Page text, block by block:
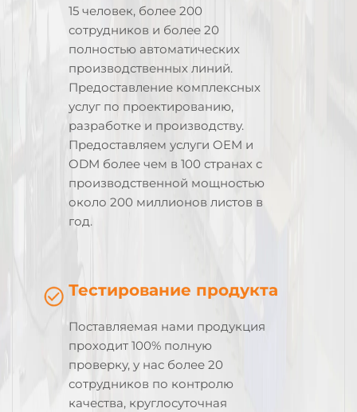
15 человек, более 200
сотрудников и более 20
полностью автоматических
производственных линий.
Предоставление комплексных
услуг по проектированию,
разработке и производству.
Предоставляем услуги OEM и
ODM более чем в 100 странах с
производственной мощностью
около 200 миллионов листов в
год.
Тестирование продукта
Поставляемая нами продукция
проходит 100% полную
проверку, у нас более 20
сотрудников по контролю
качества, круглосуточная